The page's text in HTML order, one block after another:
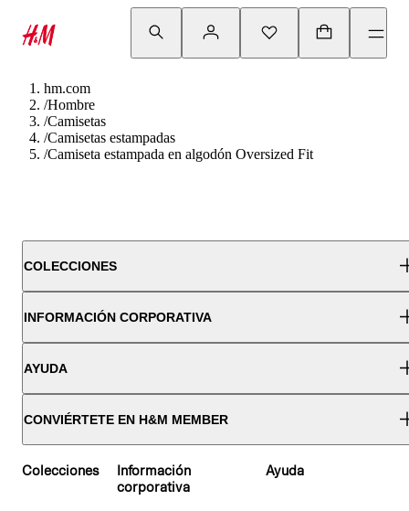
hm.com
/Hombre
/Camisetas
/Camisetas estampadas
/Camiseta estampada en algodón Oversized Fit
COLECCIONES
INFORMACIÓN CORPORATIVA
AYUDA
CONVIÉRTETE EN H&M MEMBER
Colecciones
Información
corporativa
Ayuda